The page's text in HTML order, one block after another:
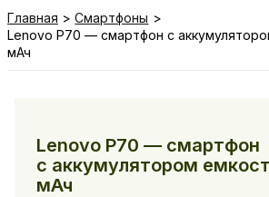
Главная
Смартфоны
Lenovo P70 — смартфон с
мАч
Lenovo P70 — смартфон
с аккумулятором
мАч